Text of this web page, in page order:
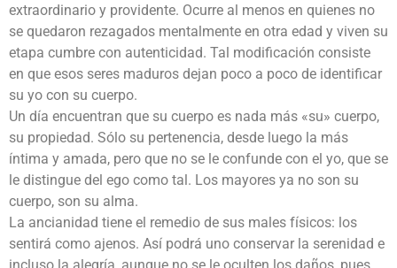
extraordinario y providente. Ocurre al menos en quienes no
se quedaron rezagados mentalmente en otra edad y viven su
etapa cumbre con autenticidad. Tal modificación consiste
en que esos seres maduros dejan poco a poco de identificar
su yo con su cuerpo.
Un día encuentran que su cuerpo es nada más «su» cuerpo,
su propiedad. Sólo su pertenencia, desde luego la más
íntima y amada, pero que no se le confunde con el yo, que se
le distingue del ego como tal. Los mayores ya no son su
cuerpo, son su alma.
La ancianidad tiene el remedio de sus males físicos: los
sentirá como ajenos. Así podrá uno conservar la serenidad e
incluso la alegría, aunque no se le oculten los daños, pues